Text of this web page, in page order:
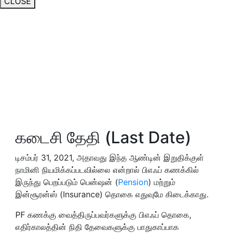
கடைசி தேதி (Last Date)
டிசம்பர் 31, 2021, அதாவது இந்த ஆண்டின் இறுதிக்குள்
நாமினி நியமிக்கப்படவில்லை என்றால் பிஎஃப் கணக்கில்
இருந்து பெறப்படும் பென்ஷன் (Pension) மற்றும்
இன்சூரன்ஸ் (Insurance) தொகை எதுவுமே கிடைக்காது.
PF கணக்கு வைத்திருப்பவர்களுக்கு பிஎஃப் தொகை,
எதிர்காலத்தின் நிதி தேவைகளுக்கு பாதுகாப்பாக